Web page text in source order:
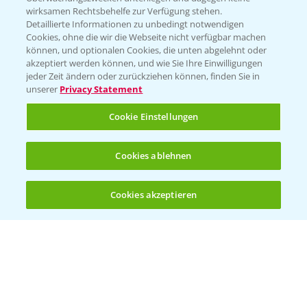
(noch 4)
Folgen Sie uns
Allgemeine Nutzungsbedingungen
Datenschutzerklärung
Impressum
Gebrauchshinweise
wirksamen Rechtsbehelfe zur Verfügung stehen.
Detaillierte Informationen zu unbedingt notwendigen
Cookies, ohne die wir die Webseite nicht verfügbar machen
können, und optionalen Cookies, die unten abgelehnt oder
akzeptiert werden können, und wie Sie Ihre Einwilligungen
jeder Zeit ändern oder zurückziehen können, finden Sie in
unserer Privacy Statement
Cookie Einstellungen
Cookies ablehnen
Cookies akzeptieren